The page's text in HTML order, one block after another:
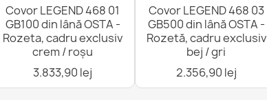
Covor LEGEND 468 01
GB100 din lână OSTA -
Rozeta, cadru exclusiv
crem / roșu
3.833,90 lej
Covor LEGEND 468 03
GB500 din lână OSTA -
Rozetă, cadru exclusiv
bej / gri
2.356,90 lej